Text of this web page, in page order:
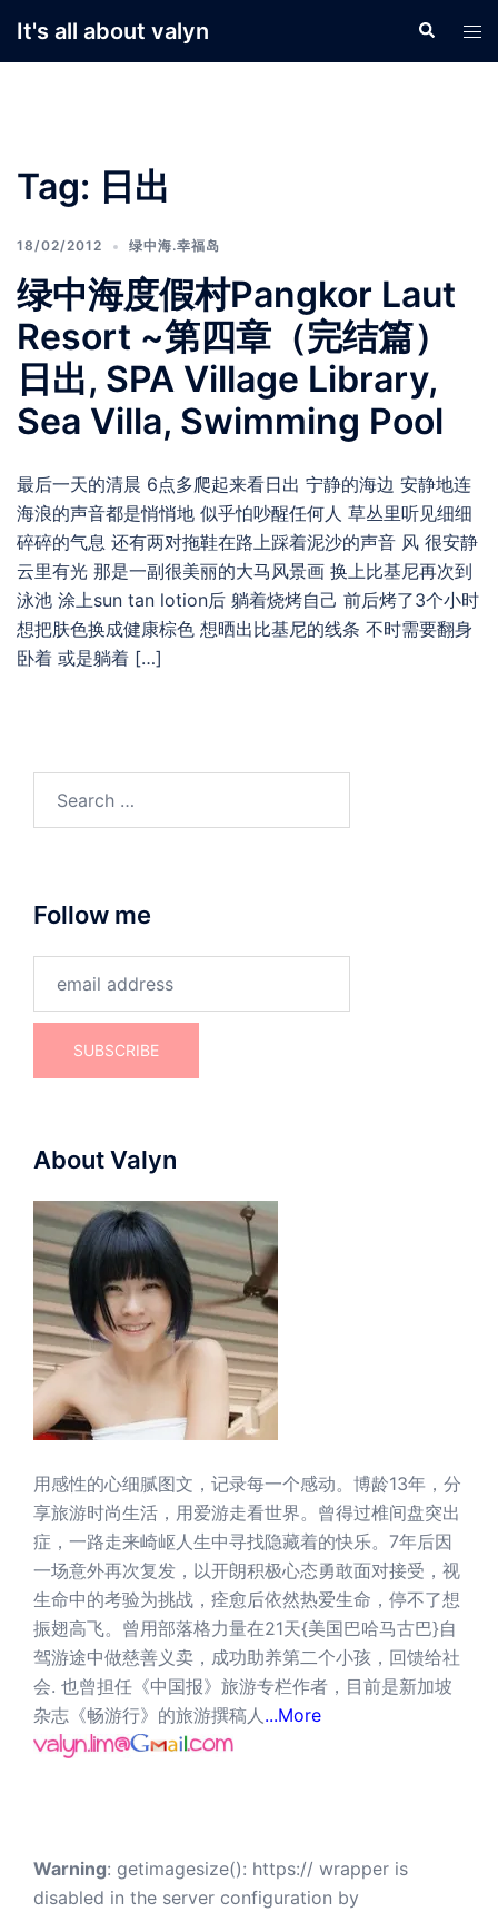
It's all about valyn Search
Tag: 日出
18/02/2012 绿中海.幸福岛
绿中海度假村Pangkor Laut
Resort ~第四章（完结篇）
日出, SPA Village Library,
Sea Villa, Swimming Pool
最后一天的清晨 6点多爬起来看日出 宁静的海边 安静地连
海浪的声音都是悄悄地 似乎怕吵醒任何人 草丛里听见细细
碎碎的气息 还有两对拖鞋在路上踩着泥沙的声音 风 很安静
云里有光 那是一副很美丽的大马风景画 换上比基尼再次到
泳池 涂上sun tan lotion后 躺着烧烤自己 前后烤了3个小时
想把肤色换成健康棕色 想晒出比基尼的线条 不时需要翻身
卧着 或是躺着 […]
Follow me
About Valyn
用感性的心细腻图文，记录每一个感动。博龄13年，分
享旅游时尚生活，用爱游走看世界。曾得过椎间盘突出
症，一路走来崎岖人生中寻找隐藏着的快乐。7年后因
一场意外再次复发，以开朗积极心态勇敢面对接受，视
生命中的考验为挑战，痊愈后依然热爱生命，停不了想
振翅高飞。曾用部落格力量在21天{美国巴哈马古巴}自
驾游途中做慈善义卖，成功助养第二个小孩，回馈给社
会. 也曾担任《中国报》旅游专栏作者，目前是新加坡
杂志《畅游行》的旅游撰稿人 ...More
Warning: getimagesize(): https:// wrapper is
disabled in the server configuration by